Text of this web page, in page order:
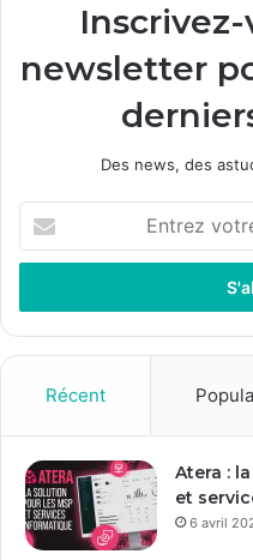
newsletter
Des news, des
votre
adresse
Récent
Atera :
et
6 avril